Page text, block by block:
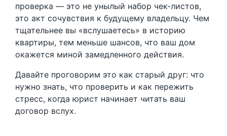
проверка — это не унылый набор чек-листов,
это акт сочувствия к будущему владельцу. Чем
тщательнее вы «вслушаетесь» в историю
квартиры, тем меньше шансов, что ваш дом
окажется миной замедленного действия.
Давайте проговорим это как старый друг: что
нужно знать, что проверить и как пережить
стресс, когда юрист начинает читать ваш
договор вслух.